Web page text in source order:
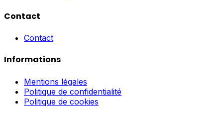
Contact
Contact
Informations
Mentions légales
Politique de confidentialité
Politique de cookies